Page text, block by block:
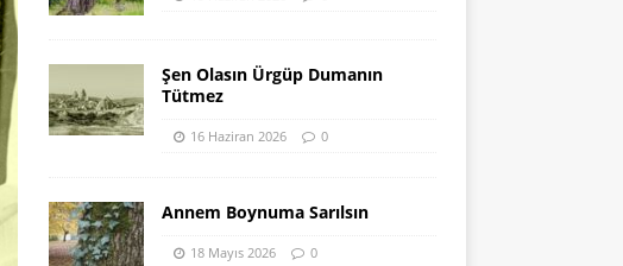
Şen Olasın Ürgüp Dumanın
Tütmez
16 Haziran 2026 0
Annem Boynuma Sarılsın
18 Mayıs 2026 0